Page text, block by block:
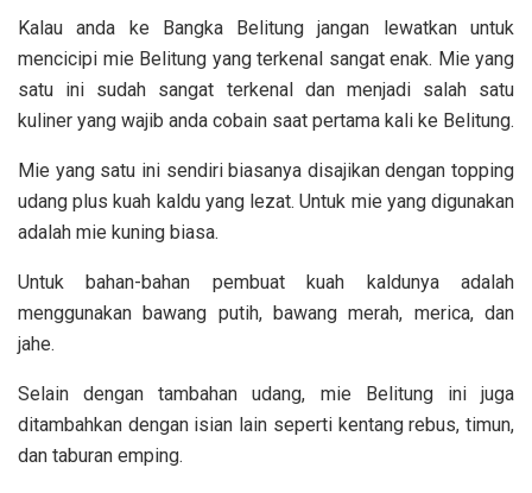
Kalau anda ke Bangka Belitung jangan lewatkan untuk
mencicipi mie Belitung yang terkenal sangat enak. Mie yang
satu ini sudah sangat terkenal dan menjadi salah satu
kuliner yang wajib anda cobain saat pertama kali ke Belitung.
Mie yang satu ini sendiri biasanya disajikan dengan topping
udang plus kuah kaldu yang lezat. Untuk mie yang digunakan
adalah mie kuning biasa.
Untuk bahan-bahan pembuat kuah kaldunya adalah
menggunakan bawang putih, bawang merah, merica, dan
jahe.
Selain dengan tambahan udang, mie Belitung ini juga
ditambahkan dengan isian lain seperti kentang rebus, timun,
dan taburan emping.